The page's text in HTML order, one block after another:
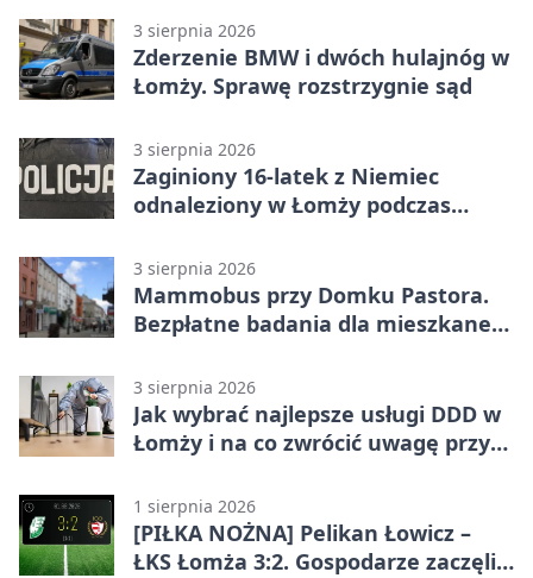
3 sierpnia 2026
Zderzenie BMW i dwóch hulajnóg w
Łomży. Sprawę rozstrzygnie sąd
3 sierpnia 2026
Zaginiony 16-latek z Niemiec
odnaleziony w Łomży podczas
3 sierpnia 2026
Mammobus przy Domku Pastora.
Bezpłatne badania dla mieszkanek
3 sierpnia 2026
Jak wybrać najlepsze usługi DDD w
Łomży i na co zwrócić uwagę przy
1 sierpnia 2026
[PIŁKA NOŻNA] Pelikan Łowicz –
ŁKS Łomża 3:2. Gospodarze zaczęli